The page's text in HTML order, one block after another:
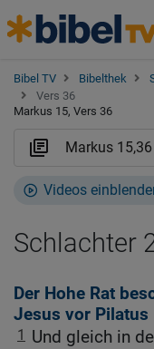
Bibel TV Bibelthek
Vers 36
Markus 15, Vers 36
Videos
Schlachter
Der Hohe Rat
Jesus vor Pilatus
1
Und gleich in